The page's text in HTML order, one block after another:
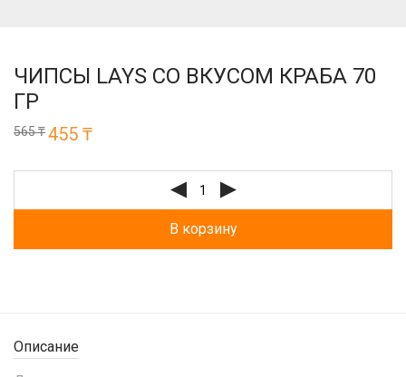
ЧИПСЫ LAYS СО ВКУСОМ КРАБА 70
ГР
565₸ Первоначальная
цена
565 ₸.
455 ₸Текущая
В корзину
Описание